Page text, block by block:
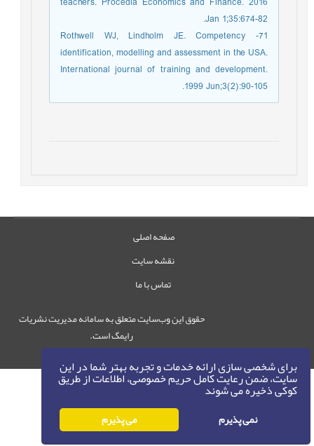
برای شخصی سازی ارائه خدمات و تجربه بهتر شما در این
سایت، ضمن رعایت کامل حریم خصوصی، اطلاعات از طریق
کوکی ذخیره می شوند
نمی پذیرم می پذیرم
Jan 1;35:674-82.
71- Rothwell WJ, Lindholm JE. Competency
identification, modelling and assessment in the USA.
International journal of training and development.
1999 Jun;3(2):90-105.
صفحه اصلی
نقشه سایت
تماس با ما
حقوق این وب‌سایت متعلق به سامانه مدیریت نشریات
رایمگ است.
حق نشر 1405-1396